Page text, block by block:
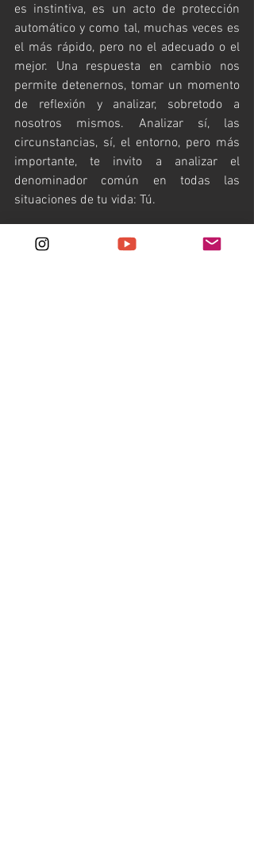
es instintiva, es un acto de protección
automático y como tal, muchas veces es
el más rápido, pero no el adecuado o el
mejor. Una respuesta en cambio nos
permite detenernos, tomar un momento
de reflexión y analizar, sobretodo a
nosotros mismos. Analizar sí, las
circunstancias, sí, el entorno, pero más
importante, te invito a analizar el
denominador común en todas las
situaciones de tu vida: Tú.
Con esta invitación como parte de